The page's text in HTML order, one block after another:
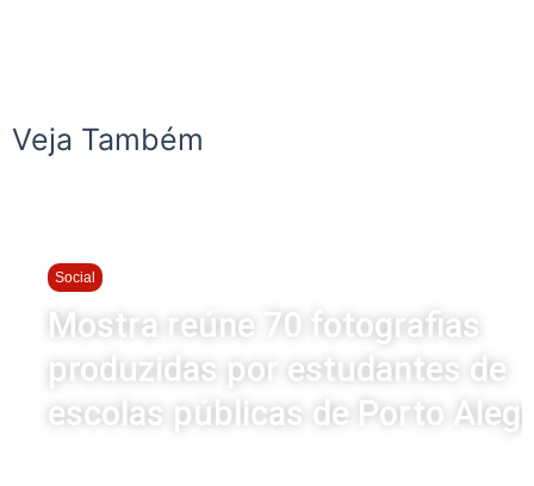
Veja Também
Social
Mostra reúne 70 fotografias
produzidas por estudantes de
escolas públicas de Porto